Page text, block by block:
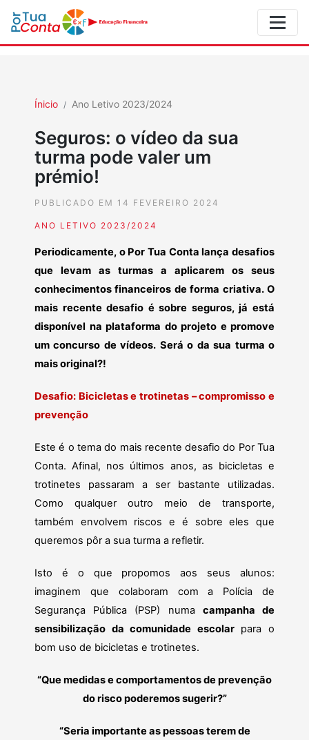
Ínicio Ano Letivo 2023/2024
Seguros: o vídeo da sua
turma pode valer um
prémio!
PUBLICADO EM 14 FEVEREIRO 2024
ANO LETIVO 2023/2024
Periodicamente, o Por Tua Conta lança desafios
que levam as turmas a aplicarem os seus
conhecimentos financeiros de forma criativa. O
mais recente desafio é sobre seguros, já está
disponível na plataforma do projeto e promove
um concurso de vídeos. Será o da sua turma o
mais original?!
Desafio: Bicicletas e trotinetas – compromisso e
prevenção
Este é o tema do mais recente desafio do Por Tua
Conta. Afinal, nos últimos anos, as bicicletas e
trotinetes passaram a ser bastante utilizadas.
Como qualquer outro meio de transporte,
também envolvem riscos e é sobre eles que
queremos pôr a sua turma a refletir.
Isto é o que propomos aos seus alunos:
imaginem que colaboram com a Polícia de
Segurança Pública (PSP) numa campanha de
sensibilização da comunidade escolarpara o
bom uso de bicicletas e trotinetes.
“Que medidas e comportamentos de prevenção
do risco poderemos sugerir?”
“Seria importante as pessoas terem de